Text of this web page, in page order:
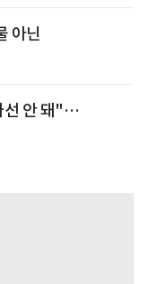
아닌
선 안 돼"…